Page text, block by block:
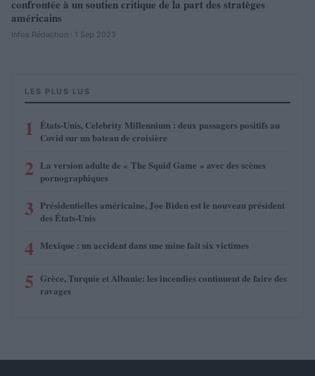
confrontée à un soutien critique de la part des stratèges
américains
Infos Rédaction · 1 Sep 2023
LES PLUS LUS
1
États-Unis, Celebrity Millennium : deux passagers positifs au
Covid sur un bateau de croisière
2 La version adulte de « The Squid Game » avec des scènes
pornographiques
3 Présidentielles américaine, Joe Biden est le nouveau président
des États-Unis
4 Mexique : un accident dans une mine fait six victimes
5 Grèce, Turquie et Albanie: les incendies continuent de faire des
ravages